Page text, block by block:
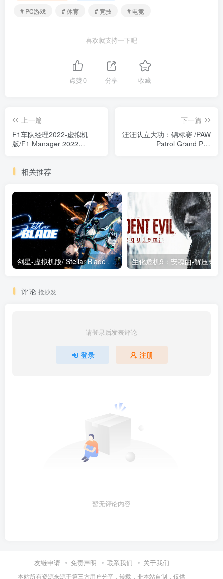
# PC游戏
# 体育 # 竞技 # 电竞
喜欢就支持一下吧
点赞0 分享 收藏
上一篇
F1车队经理2022-虚拟机
版/F1 Manager 2022
下一篇
汪汪队立大功：锦标赛 /PAW
Patrol Grand Prix
相关推荐
剑星-虚拟机版/ Stellar Blade v1.4.1|Build.19963153 终极版新补丁 送修改器 免安装中文版
评论 抢沙发
请登录后发表评论
登录 注册
暂无评论内容
友链申请 免责声明 联系我们 关于我们
本站所有资源来源于第三方用户分享，转载，非本站自制，仅供